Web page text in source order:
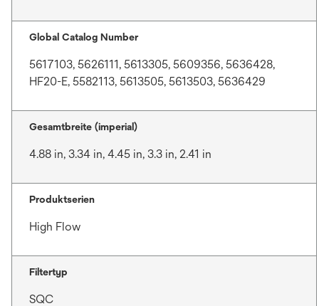
Global Catalog Number
5617103, 5626111, 5613305, 5609356, 5636428,
HF20-E, 5582113, 5613505, 5613503, 5636429
Gesamtbreite (imperial)
4.88 in, 3.34 in, 4.45 in, 3.3 in, 2.41 in
Produktserien
High Flow
Filtertyp
SQC